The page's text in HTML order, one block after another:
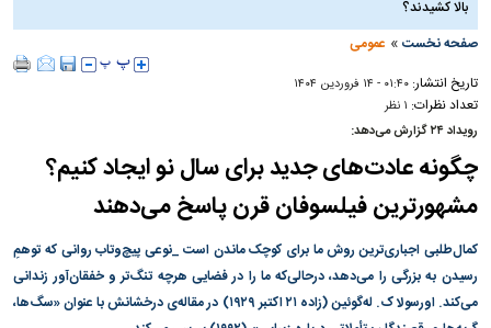
بالا کشیدند؟
صفحه نخست » عمومی
تاریخ انتشار:۰۱:۴۰ - ۱۴ فروردين ۱۴۰۴
تعداد نظرات: ۱ نظر
رویداد ۲۴ گزارش می‌دهد:
چگونه عادت‌های جدید برای سال نو ایجاد کنیم؟
مشهورترین فیلسوفان قرن پاسخ می‌دهند
کمال‌طلبی اجباری‌ترین روش ما برای کوچک ماندن است _نوعی پیچ‌وتاب روانی که توهمِ
رسیدن به بزرگی را می‌دهد، درحالی‌که ما را در فضایی هرچه تنگ‌تر و خفقان‌آور زندانی
می‌کند. اورسولا ک. له‌گوئین (زاده ۲۱ اکتبر ۱۹۲۹) در مقاله‌ی درخشانش با عنوان «سگ‌ها،